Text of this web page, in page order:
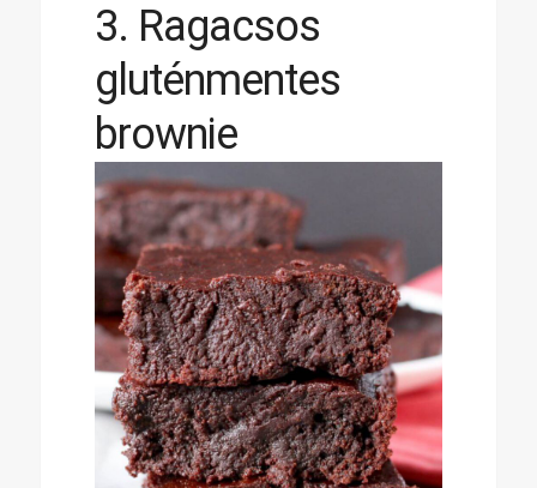
3. Ragacsos
gluténmentes
brownie